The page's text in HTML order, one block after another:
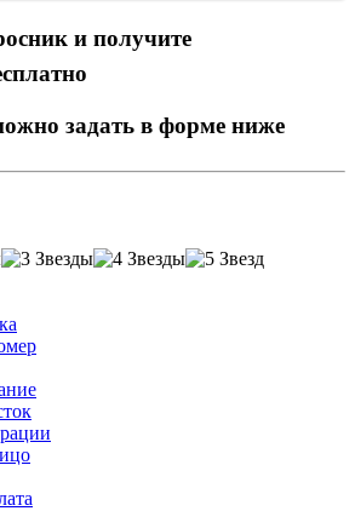
и получите
задать в форме ниже